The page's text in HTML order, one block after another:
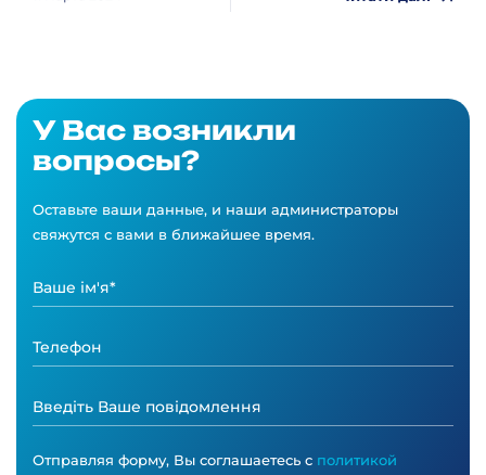
У Вас возникли
вопросы?
Оставьте ваши данные, и наши администраторы
свяжутся с вами в ближайшее время.
Отправляя форму, Вы соглашаетесь с политикой